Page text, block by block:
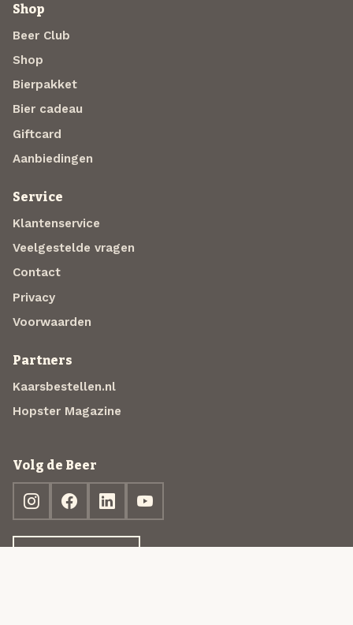
Shop
Beer Club
Shop
Bierpakket
Bier cadeau
Giftcard
Aanbiedingen
Service
Klantenservice
Veelgestelde vragen
Contact
Privacy
Voorwaarden
Partners
Kaarsbestellen.nl
Hopster Magazine
Volg de Beer